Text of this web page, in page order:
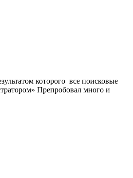
которого все поисковые
Препробовал много и